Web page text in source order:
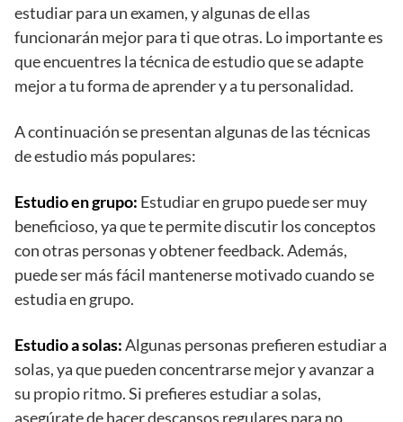
estudiar para un examen, y algunas de ellas
funcionarán mejor para ti que otras. Lo importante es
que encuentres la técnica de estudio que se adapte
mejor a tu forma de aprender y a tu personalidad.
A continuación se presentan algunas de las técnicas
de estudio más populares:
Estudio en grupo: Estudiar en grupo puede ser muy
beneficioso, ya que te permite discutir los conceptos
con otras personas y obtener feedback. Además,
puede ser más fácil mantenerse motivado cuando se
estudia en grupo.
Estudio a solas:Algunas personas prefieren estudiar a
solas, ya que pueden concentrarse mejor y avanzar a
su propio ritmo. Si prefieres estudiar a solas,
asegúrate de hacer descansos regulares para no